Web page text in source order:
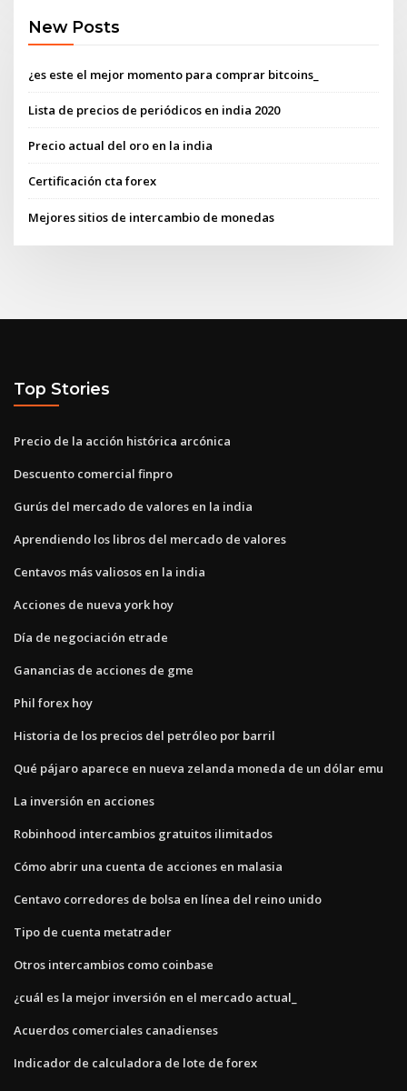
New Posts
¿es este el mejor momento para comprar bitcoins_
Lista de precios de periódicos en india 2020
Precio actual del oro en la india
Certificación cta forex
Mejores sitios de intercambio de monedas
Top Stories
Precio de la acción histórica arcónica
Descuento comercial finpro
Gurús del mercado de valores en la india
Aprendiendo los libros del mercado de valores
Centavos más valiosos en la india
Acciones de nueva york hoy
Día de negociación etrade
Ganancias de acciones de gme
Phil forex hoy
Historia de los precios del petróleo por barril
Qué pájaro aparece en nueva zelanda moneda de un dólar emu
La inversión en acciones
Robinhood intercambios gratuitos ilimitados
Cómo abrir una cuenta de acciones en malasia
Centavo corredores de bolsa en línea del reino unido
Tipo de cuenta metatrader
Otros intercambios como coinbase
¿cuál es la mejor inversión en el mercado actual_
Acuerdos comerciales canadienses
Indicador de calculadora de lote de forex